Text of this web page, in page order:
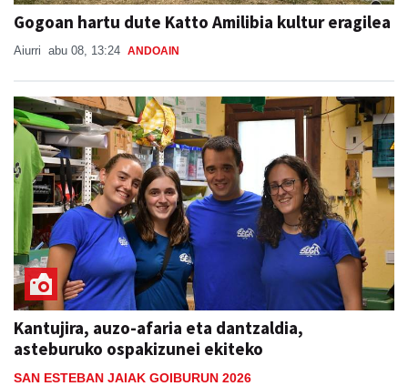
Gogoan hartu dute Katto Amilibia kultur eragilea
Aiurri abu 08, 13:24 ANDOAIN
Kantujira, auzo-afaria eta dantzaldia,
asteburuko ospakizunei ekiteko
SAN ESTEBAN JAIAK GOIBURUN 2026